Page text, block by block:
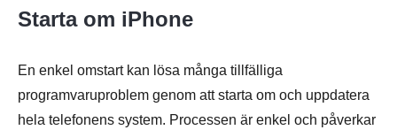
Starta om iPhone
En enkel omstart kan lösa många tillfälliga
programvaruproblem genom att starta om och uppdatera
hela telefonens system. Processen är enkel och påverkar